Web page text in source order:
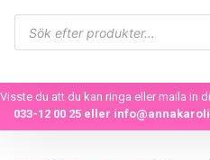
Visste du att du kan ringa eller maila in
033-12 00 25eller